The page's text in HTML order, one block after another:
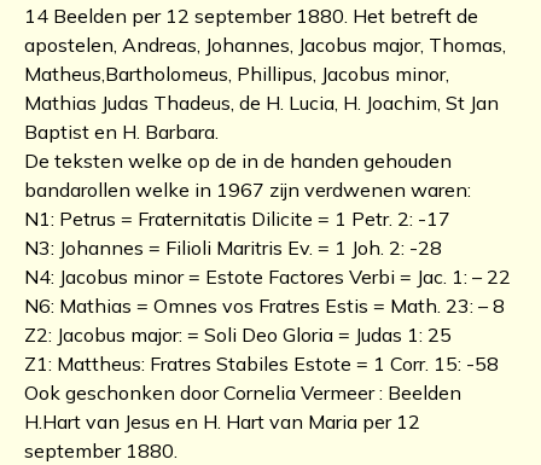
14 Beelden per 12 september 1880. Het betreft de
apostelen, Andreas, Johannes, Jacobus major, Thomas,
Matheus,Bartholomeus, Phillipus, Jacobus minor,
Mathias Judas Thadeus, de H. Lucia, H. Joachim, St Jan
Baptist en H. Barbara.
De teksten welke op de in de handen gehouden
bandarollen welke in 1967 zijn verdwenen waren:
N1: Petrus = Fraternitatis Dilicite = 1 Petr. 2: -17
N3: Johannes = Filioli Maritris Ev. = 1 Joh. 2: -28
N4: Jacobus minor = Estote Factores Verbi = Jac. 1: – 22
N6: Mathias = Omnes vos Fratres Estis = Math. 23: – 8
Z2: Jacobus major: = Soli Deo Gloria = Judas 1: 25
Z1: Mattheus: Fratres Stabiles Estote = 1 Corr. 15: -58
Ook geschonken door Cornelia Vermeer : Beelden
H.Hart van Jesus en H. Hart van Maria per 12
september 1880.